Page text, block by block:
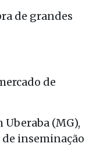
de grandes
de
Uberaba (MG),
inseminação